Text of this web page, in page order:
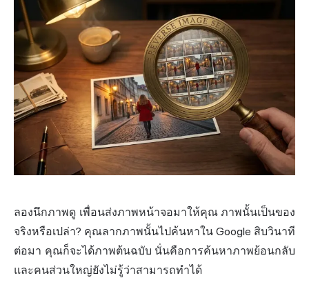
ลองนึกภาพดู เพื่อนส่งภาพหน้าจอมาให้คุณ ภาพนั้นเป็นของ
จริงหรือเปล่า? คุณลากภาพนั้นไปค้นหาใน Google สิบวินาที
ต่อมา คุณก็จะได้ภาพต้นฉบับ นั่นคือการค้นหาภาพย้อนกลับ
และคนส่วนใหญ่ยังไม่รู้ว่าสามารถทำได้